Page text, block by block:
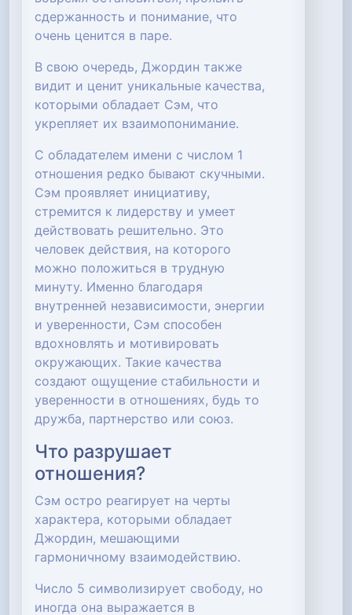
сдержанность и понимание, что
очень ценится в паре.
В свою очередь, Джордин также
видит и ценит уникальные качества,
которыми обладает Сэм, что
укрепляет их взаимопонимание.
С обладателем имени с числом 1
отношения редко бывают скучными.
Сэм проявляет инициативу,
стремится к лидерству и умеет
действовать решительно. Это
человек действия, на которого
можно положиться в трудную
минуту. Именно благодаря
внутренней независимости, энергии
и уверенности, Сэм способен
вдохновлять и мотивировать
окружающих. Такие качества
создают ощущение стабильности и
уверенности в отношениях, будь то
дружба, партнерство или союз.
Что разрушает
отношения?
Сэм остро реагирует на черты
характера, которыми обладает
Джордин, мешающими
гармоничному взаимодействию.
Число 5 символизирует свободу, но
иногда она выражается в